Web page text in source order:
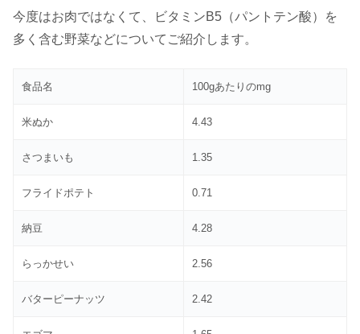
今度はお肉ではなくて、ビタミンB5（パントテン酸）を
多く含む野菜などについてご紹介します。
食品名 100gあたりのmg
米ぬか 4.43
さつまいも 1.35
フライドポテト 0.71
納豆 4.28
らっかせい 2.56
バターピーナッツ 2.42